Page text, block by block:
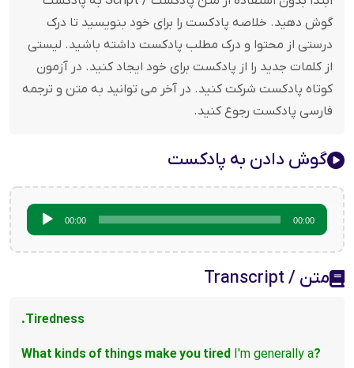
گوش دهید. خلاصه پادکست را برای خود بنویسید تا درک
درستی از محتوا و درک مطلب پادکست داشته باشید. لیستی
از کلمات جدید را از پادکست برای خود ایجاد کنید. در آزمون
کوتاه پادکست شرکت کنید. در آخر می توانید به متن و ترجمه
فارسی پادکست رجوع کنید.
گوش دادن به پادکست
صوت
00:00 00:00
متن / Transcript
Tiredness.
?What kinds of things make you tired
I'm generally a